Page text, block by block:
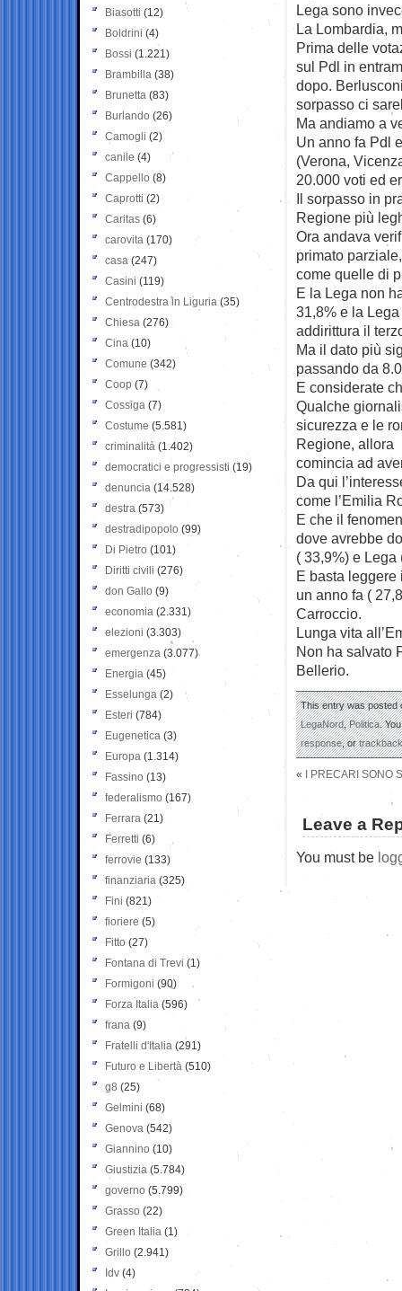
Lega sono
La Lombardia,
Prima delle
sul Pdl in
dopo.
sorpasso ci
Ma andiamo a
Un anno fa Pdl
(Verona,
20.000 voti ed
Il sorpasso in
Regione più
Ora andava
primato
come quelle di
E la Lega non
31,8% e la
addirittura il
Ma il dato più
passando da
E considerate
Qualche
sicurezza e le
Regione, allora
comincia ad
Da qui
come l’Emilia
E che il
dove avrebbe
( 33,9%) e Lega
E basta
un anno fa (
Carroccio.
Lunga vita
Non ha salvato
Bellerio.
This entry was posted
LegaNord,Politica.
response, ortrackback
« I PRECARI SONO
Leave a
You must be
Biasotti (12)
Boldrini (4)
Bossi (1.221)
Brambilla (38)
Brunetta (83)
Burlando (26)
Camogli (2)
canile (4)
Cappello (8)
Caprotti (2)
Caritas (6)
carovita (170)
casa (247)
Casini (119)
Centrodestra in Liguria (35)
Chiesa (276)
Cina (10)
Comune (342)
Coop (7)
Cossiga (7)
Costume (5.581)
criminalità (1.402)
democratici e progressisti (19)
denuncia (14.528)
destra (573)
destradipopolo (99)
Di Pietro (101)
Diritti civili (276)
don Gallo (9)
economia (2.331)
elezioni (3.303)
emergenza (3.077)
Energia (45)
Esselunga (2)
Esteri (784)
Eugenetica (3)
Europa (1.314)
Fassino (13)
federalismo (167)
Ferrara (21)
Ferretti (6)
ferrovie (133)
finanziaria (325)
Fini (821)
fioriere (5)
Fitto (27)
Fontana di Trevi (1)
Formigoni (90)
Forza Italia (596)
frana (9)
Fratelli d'Italia (291)
Futuro e Libertà (510)
g8 (25)
Gelmini (68)
Genova (542)
Giannino (10)
Giustizia (5.784)
governo (5.799)
Grasso (22)
Green Italia (1)
Grillo (2.941)
Idv (4)